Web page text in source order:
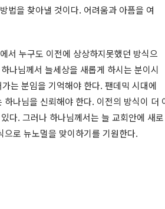
법을 찾아낼 것이다. 어려움과 아픔을 여
서 누구도 이전에 상상하지못했던 방식으
나님께서 늘세상을 새롭게 하시는 분이시
는 분임을 기억해야 한다. 팬데믹 시대에
나님을 신뢰해야 한다. 이전의 방식이 더
다. 그러나 하나님께서는 늘 교회안에 새로
로 뉴노멀을 맞이하기를 기원한다.